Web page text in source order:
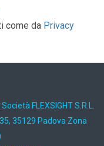
come da Privacy
FLEXSIGHT S.R.L.
35129 Padova Zona